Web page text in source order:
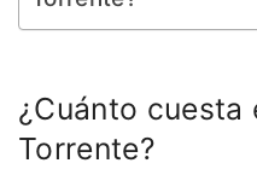
¿Cuánto cuesta
Torrente?